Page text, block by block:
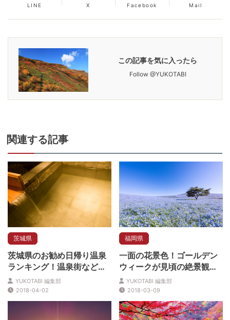
LINE X Facebook Mail
この記事を気に入ったら
Follow @YUKOTABI
関連する記事
茨城県
茨城県のお勧め日帰り温泉
ランキング！温泉街など魅
力盛沢山！
YUKOTABI 編集部
2018-04-02
福岡県
一面の花景色！ゴールデン
ウィークが見頃の絶景観光
スポット5選
YUKOTABI 編集部
2018-03-09